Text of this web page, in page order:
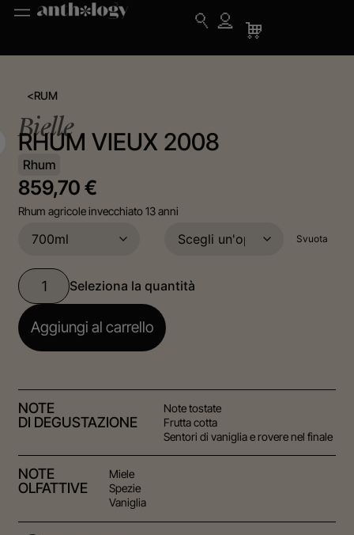
<RUM
Bielle
RHUM VIEUX 2008
Rhum
859,70 €
Rhum agricole invecchiato 13 anni
Svuota
Aggiungi al carrello
NOTE
DI DEGUSTAZIONE
Note tostate
Frutta cotta
Sentori di vaniglia e rovere nel finale
NOTE
OLFATTIVE
Miele
Spezie
Vaniglia